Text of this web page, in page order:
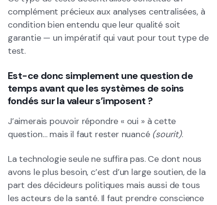
complément précieux aux analyses centralisées, à
condition bien entendu que leur qualité soit
garantie — un impératif qui vaut pour tout type de
test.
Est-ce donc simplement une question de
temps avant que les systèmes de soins
fondés sur la valeur s’imposent ?
J’aimerais pouvoir répondre « oui » à cette
question… mais il faut rester nuancé (sourit).
La technologie seule ne suffira pas. Ce dont nous
avons le plus besoin, c’est d’un large soutien, de la
part des décideurs politiques mais aussi de tous
les acteurs de la santé. Il faut prendre conscience